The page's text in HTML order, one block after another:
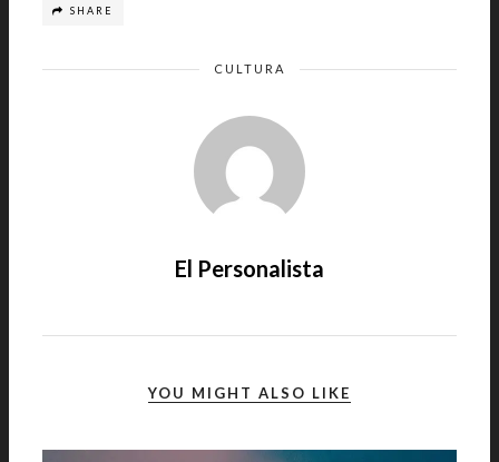
SHARE
CULTURA
El Personalista
YOU MIGHT ALSO LIKE